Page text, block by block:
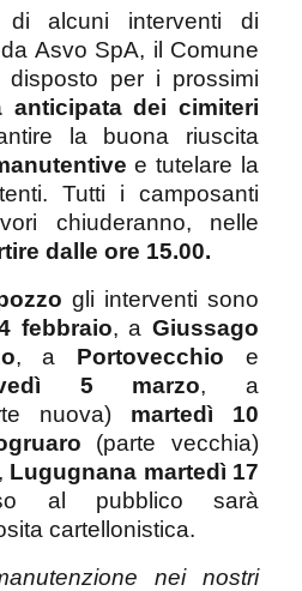
di alcuni interventi di
Asvo SpA, il Comune
per i prossimi
anticipata dei cimiteri
la buona riuscita
e tutelare la
Tutti i camposanti
chiuderanno, nelle
dalle ore 15.00.
gli interventi sono
febbraio, aGiussago
, a Portovecchio e
5 marzo, a
nuova) martedì 10
(parte vecchia)
, Lugugnana martedì 17
al pubblico sarà
cartellonistica.
nei nostri